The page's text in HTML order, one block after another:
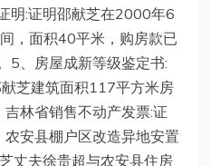
明:证明邵献芝在2000年6
，面积40平米，购房款已
5、房屋成新等级鉴定书:
芝建筑面积117平方米房
林省销售不动产发票:证
安县棚户区改造异地安置
丈夫徐贵超与农安县住房